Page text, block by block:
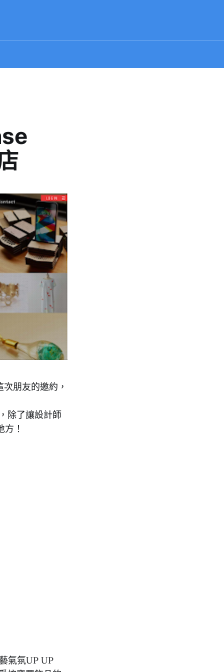
朋友的邀約，
除了讓設計師
！
氣氛UP UP